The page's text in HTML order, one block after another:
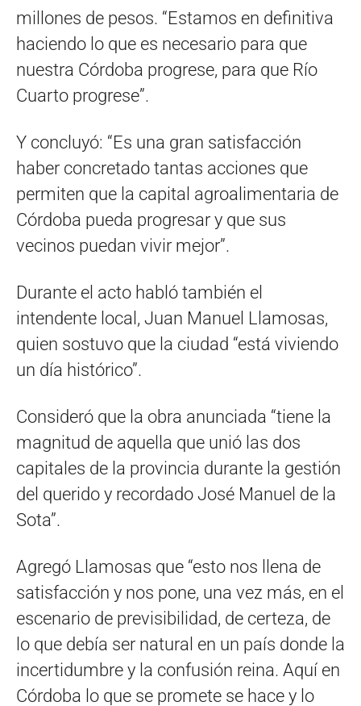
millones de pesos. “Estamos en definitiva
haciendo lo que es necesario para que
nuestra Córdoba progrese, para que Río
Cuarto progrese”.
Y concluyó: “Es una gran satisfacción
haber concretado tantas acciones que
permiten que la capital agroalimentaria de
Córdoba pueda progresar y que sus
vecinos puedan vivir mejor”.
Durante el acto habló también el
intendente local, Juan Manuel Llamosas,
quien sostuvo que la ciudad “está viviendo
un día histórico”.
Consideró que la obra anunciada “tiene la
magnitud de aquella que unió las dos
capitales de la provincia durante la gestión
del querido y recordado José Manuel de la
Sota”.
Agregó Llamosas que “esto nos llena de
satisfacción y nos pone, una vez más, en el
escenario de previsibilidad, de certeza, de
lo que debía ser natural en un país donde la
incertidumbre y la confusión reina. Aquí en
Córdoba lo que se promete se hace y lo